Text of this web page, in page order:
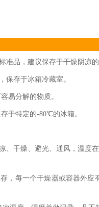
准品，建议保存于干燥阴凉
保存于冰箱冷藏室。
易分解的物质。
于特定的-80℃的冰箱。
、干燥、避光、通风，温度
，每一个干燥器或容器外